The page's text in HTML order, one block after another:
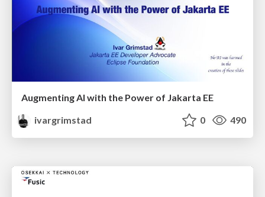
Augmenting AI with the Power of Jakarta EE
ivargrimstad
0 490